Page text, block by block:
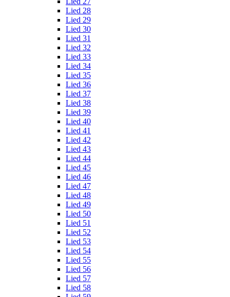
Lied 28
Lied 29
Lied 30
Lied 31
Lied 32
Lied 33
Lied 34
Lied 35
Lied 36
Lied 37
Lied 38
Lied 39
Lied 40
Lied 41
Lied 42
Lied 43
Lied 44
Lied 45
Lied 46
Lied 47
Lied 48
Lied 49
Lied 50
Lied 51
Lied 52
Lied 53
Lied 54
Lied 55
Lied 56
Lied 57
Lied 58